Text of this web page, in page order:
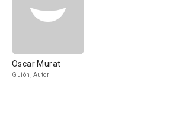
Oscar Murat
Guión, Autor